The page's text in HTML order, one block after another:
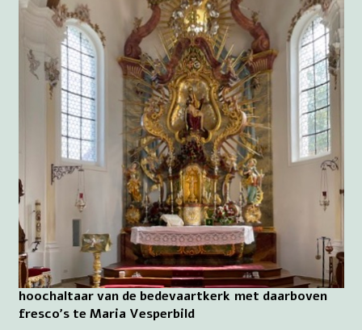
hoochaltaar van de bedevaartkerk met daarboven
fresco's te Maria Vesperbild